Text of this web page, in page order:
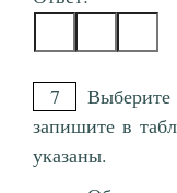
7
запишите в
указаны.